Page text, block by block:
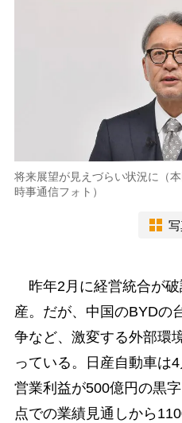
将来展望が見えづらい状況に（
時事通信フォト）
昨年2月に経営統合が破
産。だが、中国のBYDの
争など、激変する外部環
っている。日産自動車は
営業利益が500億円の黒
点での業績見通しから